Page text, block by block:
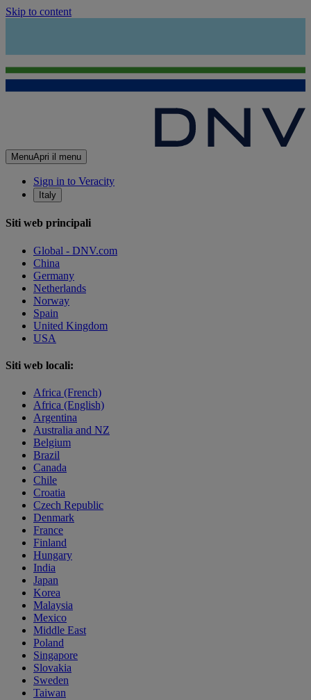
Skip to content
MenuApri il menu
Sign in to Veracity
Italy
Siti web principali
Global - DNV.com
China
Germany
Netherlands
Norway
Spain
United Kingdom
USA
Siti web locali:
Africa (French)
Africa (English)
Argentina
Australia and NZ
Belgium
Brazil
Canada
Chile
Croatia
Czech Republic
Denmark
France
Finland
Hungary
India
Japan
Korea
Malaysia
Mexico
Middle East
Poland
Singapore
Slovakia
Sweden
Taiwan